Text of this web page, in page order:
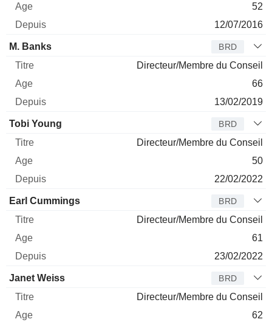
52
12/07/2016
M. Banks BRD
Directeur/Membre du Conseil
66
13/02/2019
Tobi Young BRD
Directeur/Membre du Conseil
50
22/02/2022
Earl Cummings BRD
Directeur/Membre du Conseil
61
23/02/2022
Janet Weiss BRD
Directeur/Membre du Conseil
62